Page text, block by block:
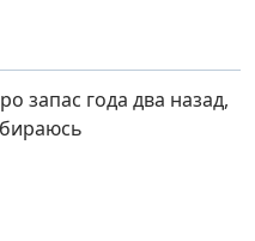
запас года два назад,